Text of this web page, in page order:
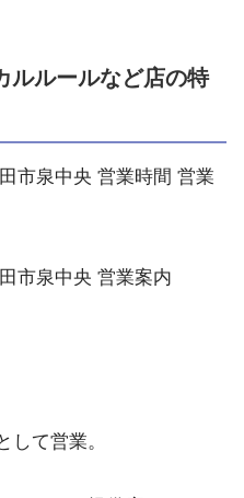
ルルールなど店の特
して営業。